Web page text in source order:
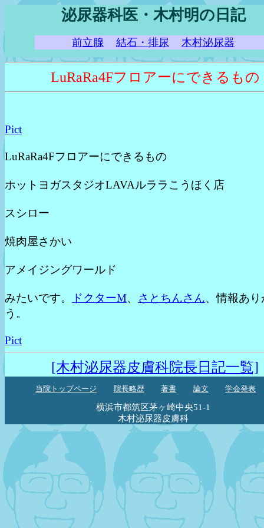
泌尿器科医・木村明の日記
前立腺 結石・排尿 木村泌尿器
LuRaRa4Fフロアーにできるもの
Pict
LuRaRa4Fフロアーにできるもの
ホットヨガスタジオLAVAルララこうほく店
スシロー
焼肉屋さかい
アメイジングワールド
みたいです。 ドクターM、 さとちんさん、情報あり
う。
Pict
[木村泌尿器皮膚科院長日記一覧]
当院トップページ 院長略歴 著書 論文 学会発表
横浜市都筑区茅ヶ崎中央51-1
木村泌尿器皮膚科